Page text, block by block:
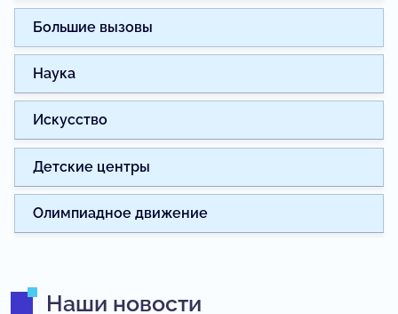
Наука
Искусство
Детские центры
Олимпиадное движение
Большие вызовы
Наши новости